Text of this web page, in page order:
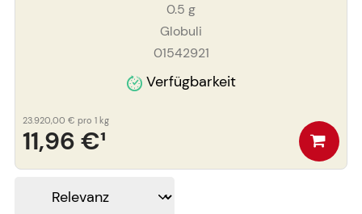
0.5 g
Globuli
01542921
Verfügbarkeit
11,96 €¹
23.920,00 € pro 1 kg